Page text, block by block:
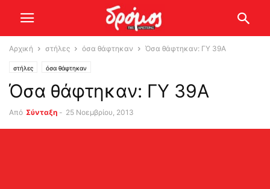
Αρχική στήλες όσα θάφτηκαν Όσα θάφτηκαν: ΓΥ 39Α
στήλες όσα θάφτηκαν
Όσα θάφτηκαν: ΓΥ 39Α
Από Σύνταξη - 25 Νοεμβρίου, 2013